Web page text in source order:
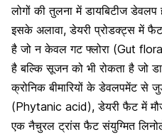
लोगों की तुलना में डायबिटीज
इसके अलावा, डेयरी प्रोडक्ट्स में
है जो न केवल गट फ्लोरा (Gut
है बल्कि सूजन को भी रोकता है जो
क्रोनिक बीमारियों के डेवलपमेंट से
(Phytanic acid), डेयरी फैट में
एक नैचुरल ट्रांस फैट संयुग्मित